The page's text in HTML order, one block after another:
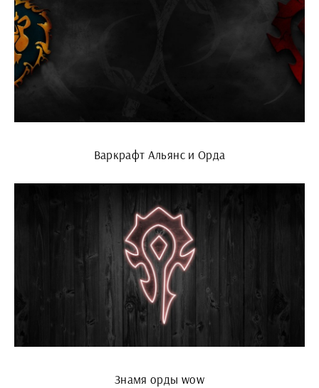
Варкрафт Альянс и Орда
Знамя орды wow